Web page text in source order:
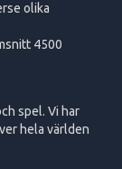
olika
4500
spel. Vi har
hela världen